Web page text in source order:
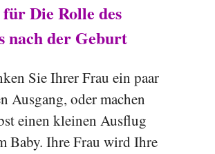
Die Rolle des
nach der Geburt
Sie Ihrer Frau ein paar
Ausgang, oder machen
einen kleinen Ausflug
Baby. Ihre Frau wird Ihre